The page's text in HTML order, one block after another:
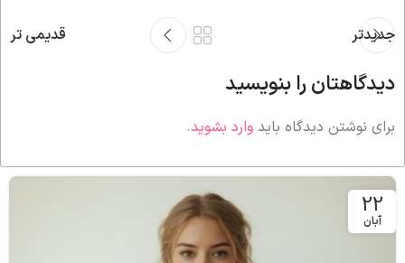
جدیدتر قدیمی تر
دیدگاهتان را بنویسید
برای نوشتن دیدگاه باید وارد بشوید.
22
آبان